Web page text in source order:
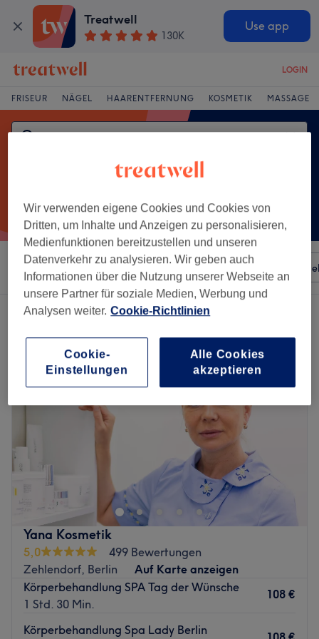
Treatwell
130K
Use app
LOGIN
FRISEUR NÄGEL HAARENTFERNUNG KOSMETIK MASSAGE
Sortieren nach Besonderheiten Salons
Ein Salon, der anbietet: schlammbehandlungen in Zehlendorf, Berlin
Yana Kosmetik
5,0
499 Bewertungen
Zehlendorf, Berlin
Auf Karte anzeigen
Körperbehandlung SPA Tag der Wünsche
1 Std. 30 Min.
108 €
Körperbehandlung Spa Lady Berlin
Wir verwenden eigene Cookies und Cookies von
Dritten, um Inhalte und Anzeigen zu personalisieren,
Medienfunktionen bereitzustellen und unseren
Datenverkehr zu analysieren. Wir geben auch
Informationen über die Nutzung unserer Webseite an
unsere Partner für soziale Medien, Werbung und
Analysen weiter. Cookie-Richtlinien
Cookie-
Einstellungen
Alle Cookies
akzeptieren